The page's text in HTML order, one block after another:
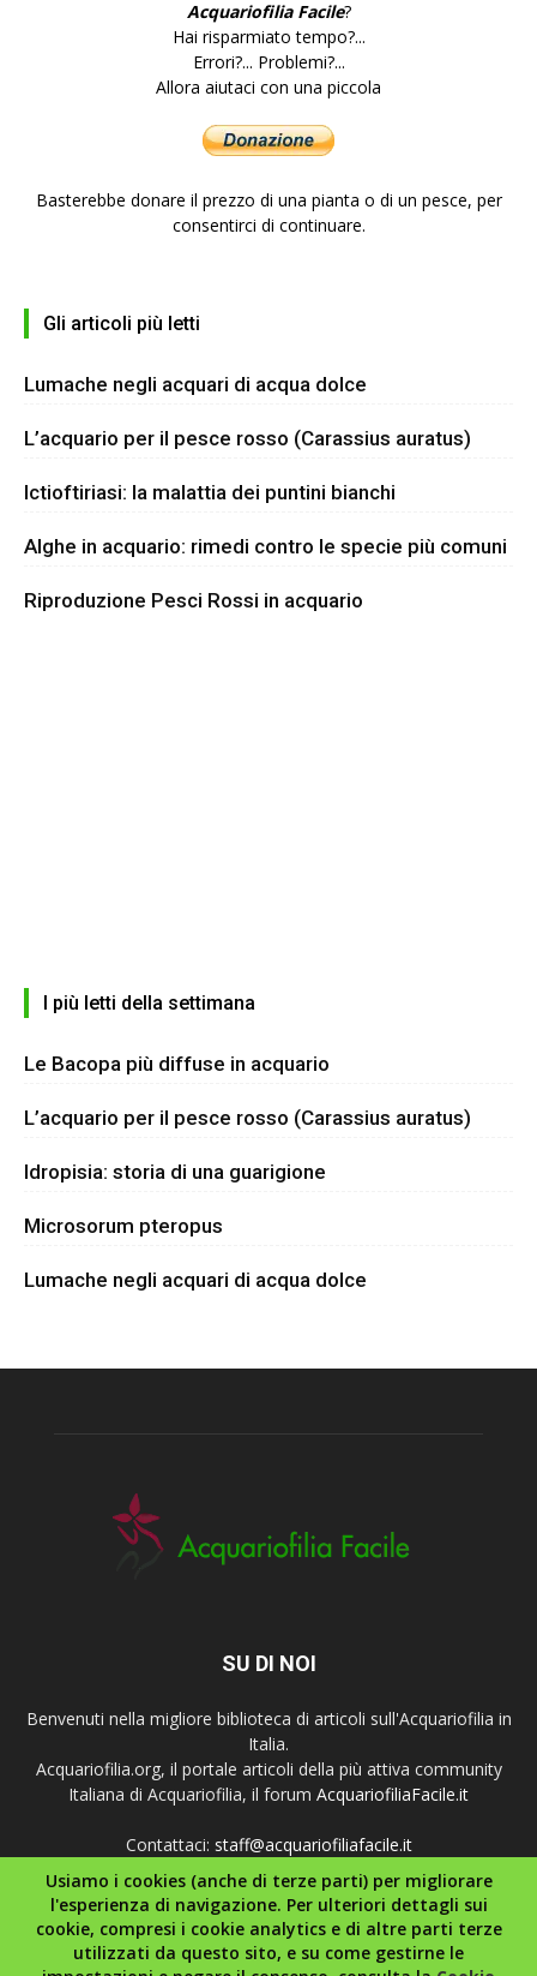
Acquariofilia Facile?
Hai risparmiato tempo?...
Errori?... Problemi?...
Allora aiutaci con una piccola
Basterebbe donare il prezzo di una pianta o di un pesce, per
consentirci di continuare.
Gli articoli più letti
Lumache negli acquari di acqua dolce
L’acquario per il pesce rosso (Carassius auratus)
Ictioftiriasi: la malattia dei puntini bianchi
Alghe in acquario: rimedi contro le specie più comuni
Riproduzione Pesci Rossi in acquario
I più letti della settimana
Le Bacopa più diffuse in acquario
L’acquario per il pesce rosso (Carassius auratus)
Idropisia: storia di una guarigione
Microsorum pteropus
Lumache negli acquari di acqua dolce
SU DI NOI
Benvenuti nella migliore biblioteca di articoli sull'Acquariofilia in
Italia.
Acquariofilia.org, il portale articoli della più attiva community
Italiana di Acquariofilia, il forum AcquariofiliaFacile.it
Contattaci: staff@acquariofiliafacile.it
SEGUICI
Usiamo i cookies (anche di terze parti) per migliorare
l'esperienza di navigazione. Per ulteriori dettagli sui
cookie, compresi i cookie analytics e di altre parti terze
utilizzati da questo sito, e su come gestirne le